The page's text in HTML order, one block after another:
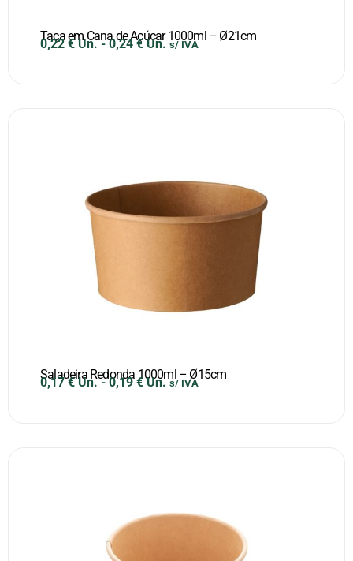
Taça em Cana de Açúcar 1000ml – Ø21cm
0,22€ Un.-0,24€ Un. s/ IVA
Saladeira Redonda 1000ml – Ø15cm
0,17€ Un.-0,19€ Un. s/ IVA